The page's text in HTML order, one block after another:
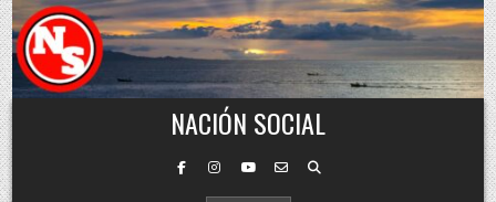
Skip to content
NACIÓN SOCIAL